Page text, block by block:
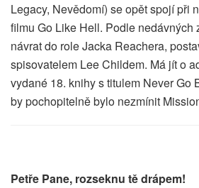
Legacy, Nevědomí) se opět spojí při
filmu Go Like Hell. Podle nedávných
návrat do role Jacka Reachera,
spisovatelem Lee Childem. Má jít o
vydané 18. knihy s titulem Never Go
by pochopitelně bylo nezmínit
Petře Pane, rozseknu tě drápem!